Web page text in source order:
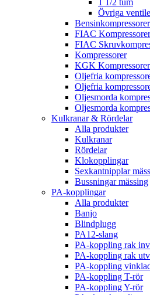
1 1/2 tum
Övriga
Bensinkompressorer
FIAC Kompressorer
FIAC
Kompressorer
KGK Kompressorer
Oljefria
Oljefria
Oljesmorda
Oljesmorda
Kulkranar & Rördelar
Alla produkter
Kulkranar
Rördelar
Klokopplingar
Sexkantnipplar
Bussningar mässing
PA-kopplingar
Alla produkter
Banjo
Blindplugg
PA12-slang
PA-koppling rak
PA-koppling rak
PA-koppling
PA-koppling T-rör
PA-koppling Y-rör